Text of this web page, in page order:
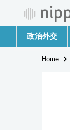
政治外交
Home